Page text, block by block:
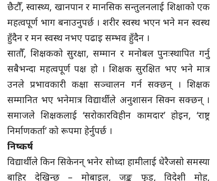
छैटौँ, स्वास्थ्य, खानपान र मानसिक सन्तुलनलाई शिक्षाको एक
महत्वपूर्ण भाग बनाउनुपर्छ । शरीर स्वस्थ भएन भने मन स्वस्थ
हुँदैन र मन स्वस्थ नभए पढाइ सम्भव हुँदैन ।
सातौँ, शिक्षकको सुरक्षा, सम्मान र मनोबल पुनःस्थापित गर्नु
सबैभन्दा महत्वपूर्ण पक्ष हो । शिक्षक सुरक्षित भए भने मात्र
उनले प्रभावकारी कक्षा सञ्चालन गर्न सक्छन् । शिक्षक
सम्मानित भए भनेमात्र विद्यार्थीले अनुशासन सिक्न सक्छन् ।
समाजले शिक्षकलाई ‘सरोकारविहीन कामदार’ होइन, ‘राष्ट्र
निर्माणकर्ता’ को रूपमा हेर्नुपर्छ ।
निष्कर्ष
विद्यार्थीले किन सिकेनन् भनेर सोध्दा हामीलाई धेरैजसो समस्या
बाहिर देखिन्छ – मोबाइल, जङ्क फुड, विदेशी मोह,